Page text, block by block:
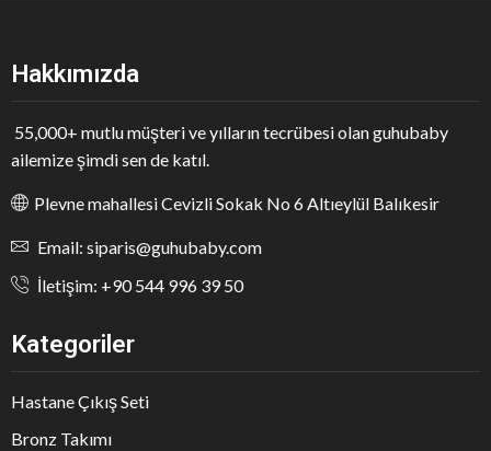
Hakkımızda
55,000+ mutlu müşteri ve yılların tecrübesi olan guhubaby
ailemize şimdi sen de katıl.
Plevne mahallesi Cevizli Sokak No 6 Altıeylül Balıkesir
Email: siparis@guhubaby.com
İletişim: +90 544 996 39 50
Kategoriler
Hastane Çıkış Seti
Bronz Takımı